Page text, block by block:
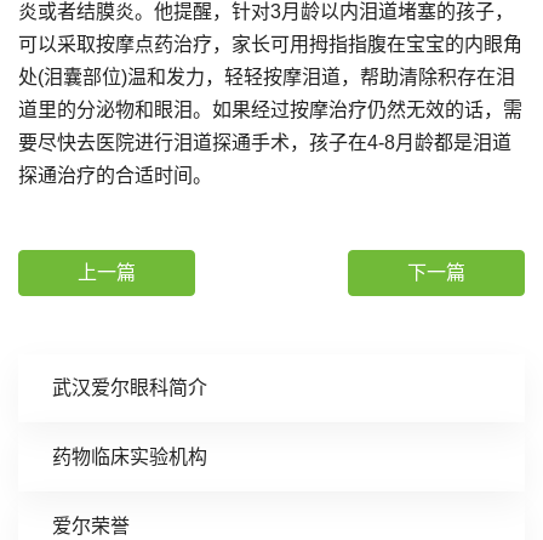
武汉爱尔眼科简介
药物临床实验机构
爱尔荣誉
炎或者结膜炎。他提醒，针对3月龄以内泪道堵塞的孩子，
可以采取按摩点药治疗，家长可用拇指指腹在宝宝的内眼角
处(泪囊部位)温和发力，轻轻按摩泪道，帮助清除积存在泪
道里的分泌物和眼泪。如果经过按摩治疗仍然无效的话，需
要尽快去医院进行泪道探通手术，孩子在4-8月龄都是泪道
探通治疗的合适时间。
上一篇 下一篇